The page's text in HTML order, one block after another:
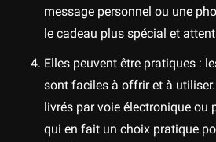
message personnel ou une
le cadeau plus spécial et
Elles peuvent être pratiques :
sont faciles à offrir et à
livrés par voie électronique ou
qui en fait un choix pratique